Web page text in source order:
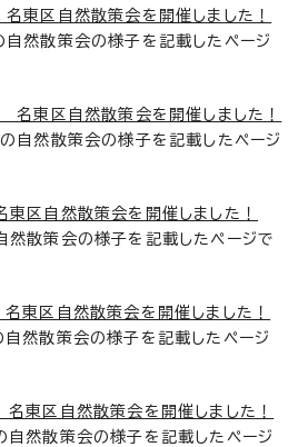
区自然散策会を開催しました！
然散策会の様子を記載したページ
東区自然散策会を開催しました！
然散策会の様子を記載したページ
区自然散策会を開催しました！
散策会の様子を記載したページで
区自然散策会を開催しました！
然散策会の様子を記載したページ
区自然散策会を開催しました！
然散策会の様子を記載したページ